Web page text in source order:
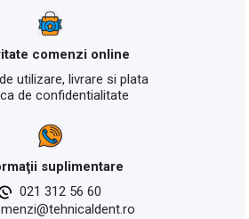
comenzi online
utilizare, livrare si plata
de confidentialitate
suplimentare
021 312 56 60